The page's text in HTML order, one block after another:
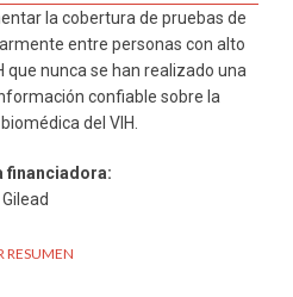
la cobertura de pruebas de
entre personas con alto
que nunca se han realizado una
confiable sobre la
del VIH.
financiadora:
Gilead
RESUMEN